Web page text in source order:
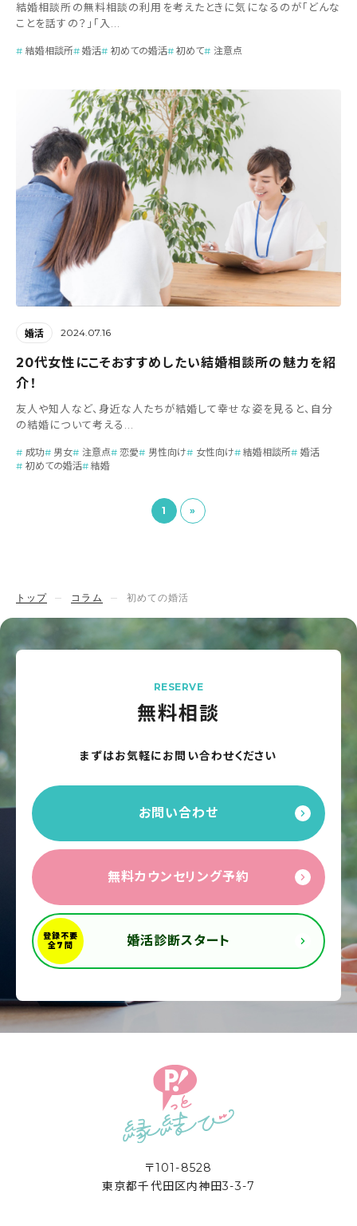
結婚相談所の無料相談の利用を考えたときに気になるのが「どんな
ことを話すの？」「入...
結婚相談所 婚活 初めての婚活 初めて 注意点
婚活 2024.07.16
20代女性にこそおすすめしたい結婚相談所の魅力を紹
介！
友人や知人など、身近な人たちが結婚して幸せな姿を見ると、自分
の結婚について考える...
成功 男女 注意点 恋愛 男性向け 女性向け 結婚相談所
婚活
初めての婚活
結婚
1 »
トップ コラム 初めての婚活
RESERVE
無料相談
まずはお気軽にお問い合わせください
お問い合わせ
無料カウンセリング予約
婚活診断スタート
〒101-8528
東京都千代田区内神田3-3-7